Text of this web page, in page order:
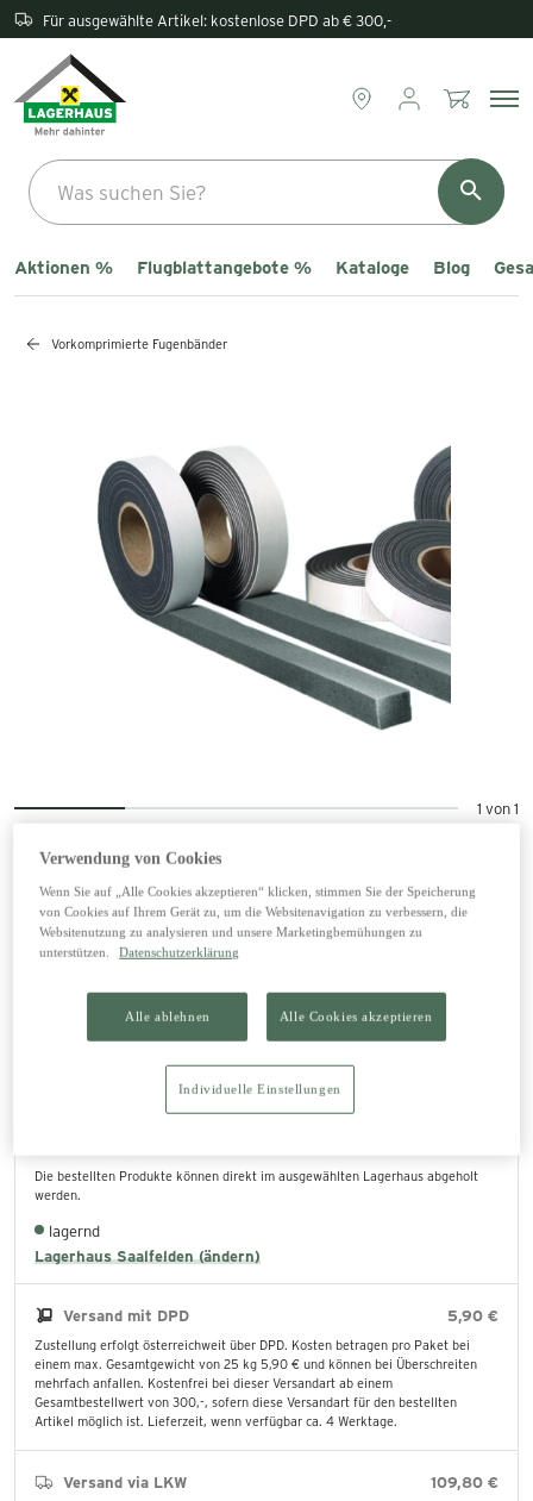
Rückgabe direkt im Lagerhaus
Aktionen % Flugblattangebote % Kataloge Blog
Vorkomprimierte Fugenbänder
1 von 1
Kompriband BG 1
9,95 €
inkl. 20% MwSt zzgl. Versand
In den Warenkorb legen
Die bestellten Produkte können direkt im ausgewählten Lagerhaus abgeholt
werden.
lagernd
Lagerhaus Saalfelden (ändern)
Versand mit DPD 5,90 €
Zustellung erfolgt österreichweit über DPD. Kosten betragen pro Paket bei
einem max. Gesamtgewicht von 25 kg 5,90 € und können bei Überschreiten
mehrfach anfallen. Kostenfrei bei dieser Versandart ab einem
Gesamtbestellwert von 300,-, sofern diese Versandart für den bestellten
Artikel möglich ist. Lieferzeit, wenn verfügbar ca. 4 Werktage.
Versand via LKW 109,80 €
Verwendung von Cookies
Wenn Sie auf „Alle Cookies akzeptieren“ klicken, stimmen Sie der Speicherung
von Cookies auf Ihrem Gerät zu, um die Websitenavigation zu verbessern, die
Websitenutzung zu analysieren und unsere Marketingbemühungen zu
unterstützen.
Datenschutzerklärung
Alle ablehnen Alle Cookies akzeptieren
Individuelle Einstellungen